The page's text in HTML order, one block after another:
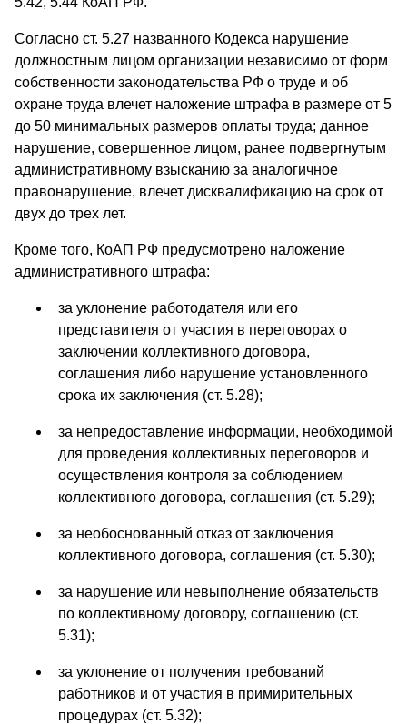
Согласно ст. 5.27 названного Кодекса нарушение
должностным лицом организации независимо от форм
собственности законодательства РФ о труде и об
охране труда влечет наложение штрафа в размере от 5
до 50 минимальных размеров оплаты труда; данное
нарушение, совершенное лицом, ранее подвергнутым
административному взысканию за аналогичное
правонарушение, влечет дисквалификацию на срок от
двух до трех лет.
Кроме того, КоАП РФ предусмотрено наложение
административного штрафа:
за уклонение работодателя или его
представителя от участия в переговорах о
заключении коллективного договора,
соглашения либо нарушение установленного
срока их заключения (ст. 5.28);
за непредоставление информации, необходимой
для проведения коллективных переговоров и
осуществления контроля за соблюдением
коллективного договора, соглашения (ст. 5.29);
за необоснованный отказ от заключения
коллективного договора, соглашения (ст. 5.30);
за нарушение или невыполнение обязательств
по коллективному договору, соглашению (ст.
5.31);
за уклонение от получения требований
работников и от участия в примирительных
процедурах (ст. 5.32);